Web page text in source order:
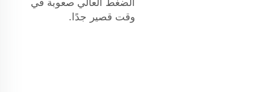
الضغط العالي صعوبة في
وقت قصير جدًا.